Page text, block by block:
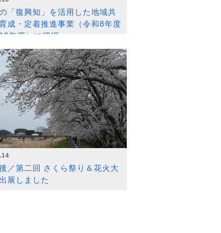
「復興知」を活用した地域共
成・定着推進事業（令和8年度
年度）に採択
／第二回 さくら祭り＆花火大
展しました